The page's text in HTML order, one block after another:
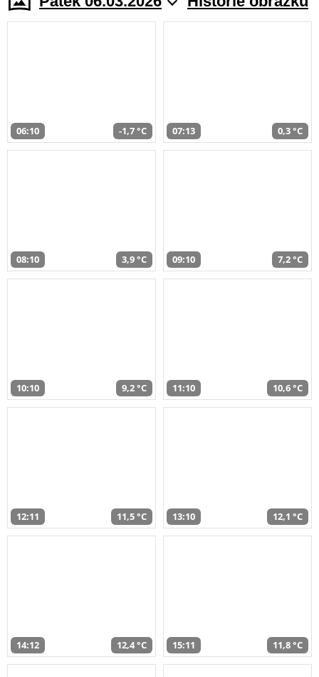
06:10 -1,7 °C 07:13 0,3 °C
08:10 3,9 °C 09:10 7,2 °C
10:10 9,2 °C 11:10 10,6 °C
12:11 11,5 °C 13:10 12,1 °C
14:12 12,4 °C 15:11 11,8 °C